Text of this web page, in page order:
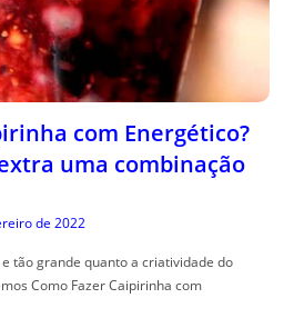
com Energético?
uma combinação
de 2022
tão grande quanto a criatividade do
Como Fazer Caipirinha com